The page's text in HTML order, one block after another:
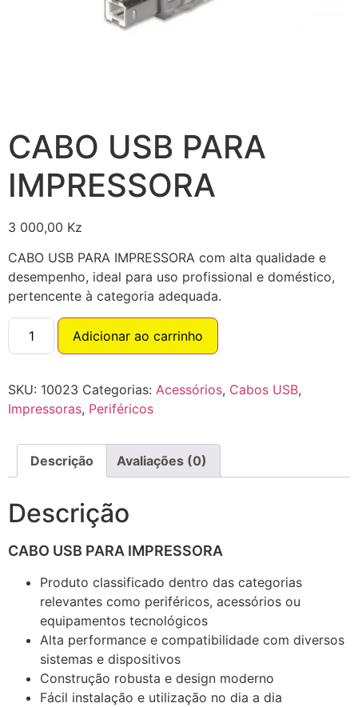
CABO USB PARA
IMPRESSORA
3 000,00 Kz
CABO USB PARA IMPRESSORA com alta qualidade e
desempenho, ideal para uso profissional e doméstico,
pertencente à categoria adequada.
Adicionar ao carrinho
SKU: 10023 Categorias: Acessórios, Cabos USB,
Impressoras, Periféricos
Descrição Avaliações (0)
Descrição
CABO USB PARA IMPRESSORA
Produto classificado dentro das categorias
relevantes como periféricos, acessórios ou
equipamentos tecnológicos
Alta performance e compatibilidade com diversos
sistemas e dispositivos
Construção robusta e design moderno
Fácil instalação e utilização no dia a dia